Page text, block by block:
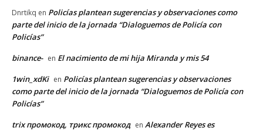
Dnrtikq en Policías plantean sugerencias y observaciones como
parte del inicio de la jornada “Dialoguemos de Policía con
Policías”
binance- en El nacimiento de mi hija Miranda y mis 54
1win_xdKi en Policías plantean sugerencias y observaciones
como parte del inicio de la jornada “Dialoguemos de Policía con
Policías”
trix промокод, трикс промокод en Alexander Reyes es